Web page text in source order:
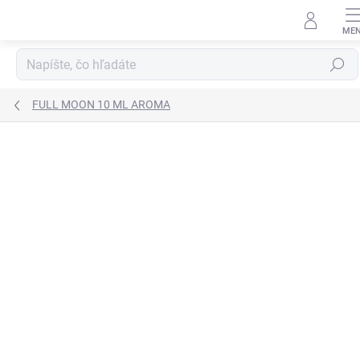
Hľadať
FULL MOON 10 ML AROMA